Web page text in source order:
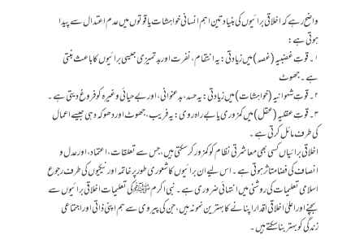
واضح رہے کہ اخلاقی برائیوں کی بنیاد تین اہم انسانی خواہشات یا قوتوں میں عدم اعتدال سے پیدا
ہوتی ہے:
۱۔قوتِ غضبیہ(غصہ) میں زیادتی: یہ انتقام، نفرت اور بدتمیزی جیسی برائیوں کا باعث بنتی
ہے۔جھوٹ
۲۔قوتِ شہوانیہ (خواہشات) میں زیادتی: یہ حسد، بدعنوانی، اور بے حیائی وغیرہ کو فروغ دیتی ہے۔
۳۔قوتِ عقلیہ(عقل) میں کمزوری یا بے راہ روی: یہ فریب، جھوٹ اور دھوکہ دہی جیسے اعمال
کی طرف مائل کرتی ہے۔
اخلاقی برائیاں کسی بھی معاشرتی نظام کو کمزور کر سکتی ہیں، جس سے تعلقات، اعتماد، اور عدل و
انصاف کی فضا متاثر ہوتی ہے۔ اس لیے ان برائیوں کا شعوری طور پر خاتمہ اور نیکیوں کی طرف رجوع
اسلامی تعلیمات کی روشنی میں انتہائی ضروری ہے۔ نبی اکرم ﷺ کی تعلیمات اخلاقی برائیوں سے
بچنے اور اعلیٰ اخلاقی اقدار اپنانے کا بہترین نمونہ ہیں، جن کی پیروی سے ہم اپنی ذاتی اور اجتماعی
زندگی کو بہتر بنا سکتے ہیں۔